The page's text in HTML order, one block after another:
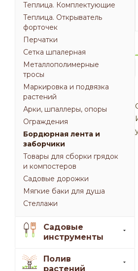
Теплица. Комплектующие
Теплица. Открыватель
форточек
Перчатки
Сетка шпалерная
Металлополимерные
тросы
Маркировка и подвязка
растений
Арки, шпаллеры, опоры
Ограждения
Бордюрная лента и
заборчики
Товары для сборки грядок
и компостеров
Садовые дорожки
Мягкие баки для душа
Стеллажи
Садовые
инструменты
Полив
растений